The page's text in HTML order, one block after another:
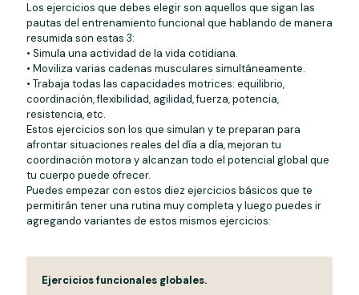
Los ejercicios que debes elegir son aquellos que sigan las
pautas del entrenamiento funcional que hablando de manera
resumida son estas 3:
• Simula una actividad de la vida cotidiana.
• Moviliza varias cadenas musculares simultáneamente.
• Trabaja todas las capacidades motrices: equilibrio,
coordinación, flexibilidad, agilidad, fuerza, potencia,
resistencia, etc.
Estos ejercicios son los que simulan y te preparan para
afrontar situaciones reales del día a día, mejoran tu
coordinación motora y alcanzan todo el potencial global que
tu cuerpo puede ofrecer.
Puedes empezar con estos diez ejercicios básicos que te
permitirán tener una rutina muy completa y luego puedes ir
agregando variantes de estos mismos ejercicios:
Ejercicios funcionales globales.